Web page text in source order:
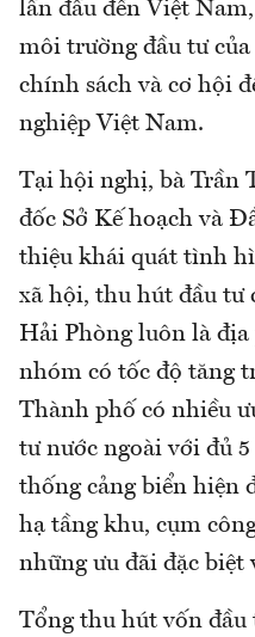
lần đầu đến Việt
môi trường đầu tư
chính sách và cơ hội
nghiệp Việt Nam.
Tại hội nghị, bà Trần
đốc Sở Kế hoạch và
thiệu khái quát tình
xã hội, thu hút đầu tư
Hải Phòng luôn là
nhóm có tốc độ tăng
Thành phố có nhiều
tư nước ngoài với đủ
thống cảng biển hiện
hạ tầng khu, cụm
những ưu đãi đặc biệt
Tổng thu hút vốn